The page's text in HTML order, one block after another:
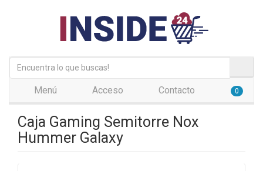
Menú Acceso Contacto 0
Caja Gaming Semitorre Nox
Hummer Galaxy